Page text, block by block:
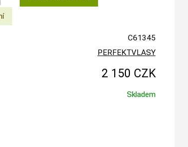
C61345
PERFEKTVLASY
2 150 CZK
Skladem